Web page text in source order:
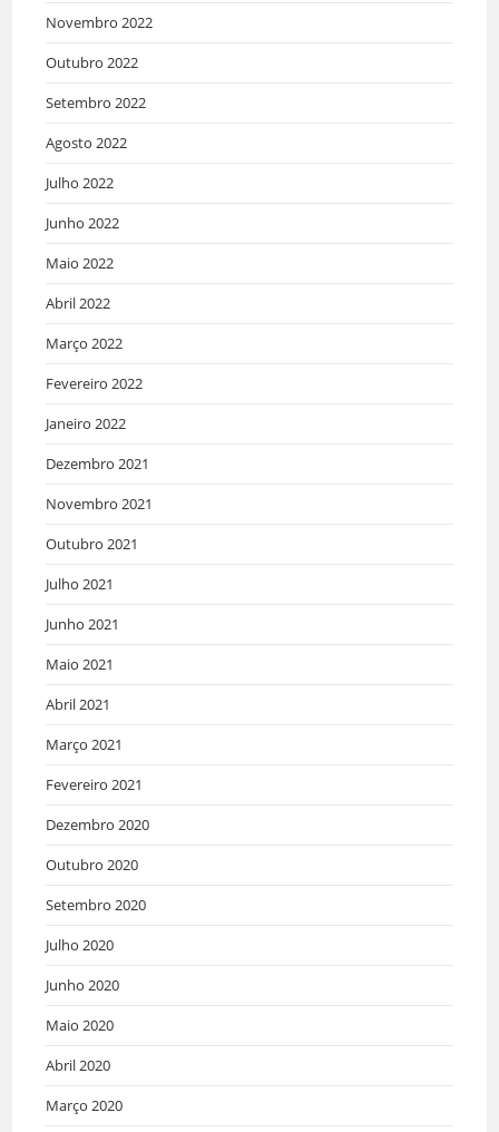
Novembro 2022
Outubro 2022
Setembro 2022
Agosto 2022
Julho 2022
Junho 2022
Maio 2022
Abril 2022
Março 2022
Fevereiro 2022
Janeiro 2022
Dezembro 2021
Novembro 2021
Outubro 2021
Julho 2021
Junho 2021
Maio 2021
Abril 2021
Março 2021
Fevereiro 2021
Dezembro 2020
Outubro 2020
Setembro 2020
Julho 2020
Junho 2020
Maio 2020
Abril 2020
Março 2020